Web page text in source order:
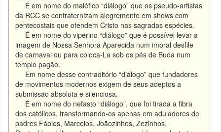
É em nome do maléfico “diálogo” que os pseudo-artistas
da RCC se confraternizam alegremente em shows com
pentecostais que ofendem Cristo nas sagradas espécies.
É em nome do viperino “diálogo” que é possível levar a
imagem de Nossa Senhora Aparecida num imoral desfile
de carnaval ou para coloca-La sob os pés de Buda num
templo pagão.
Em nome desse contraditório “diálogo” que fundadores
de movimentos modernos exigem de seus adeptos a
submissão absoluta e silenciosa.
É em nome do nefasto “diálogo”, que foi tirada a fibra
dos católicos, transformando-os apenas em aduladores de
padres Fábios, Marcelos, Joãozinhos, Zezinhos,